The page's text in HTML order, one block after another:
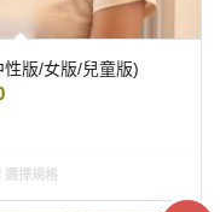
版/女版/兒童版)
選擇規格